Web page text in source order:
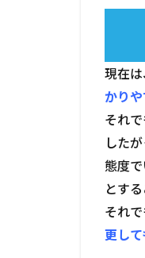
不
2.
イ
現在は
かり
それ
した
態度
とす
それ
更して